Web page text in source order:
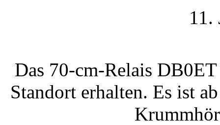
11.
Das 70-cm-Relais
Standort erhalten. Es ist